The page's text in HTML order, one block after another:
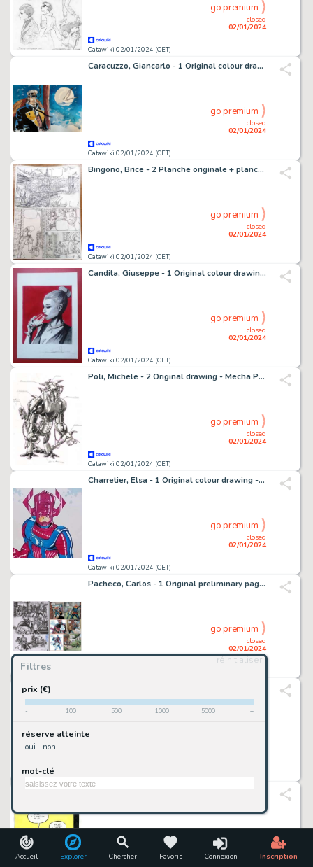
Accueil Explorer Chercher Favoris Connexion Inscription
Filtres
réinitialiser
prix (€)
- 100 500 1000 5000 +
réserve atteinte
oui non
mot-clé
Catawiki 02/01/2024 (CET)
closed
02/01/2024
go premium
Caracuzzo, Giancarlo - 1 Original colour drawing - Corto Maltese - 2023
Catawiki 02/01/2024 (CET)
closed
02/01/2024
go premium
Bingono, Brice - 2 Planche originale + planche originale préliminaire - Paradise - 2005
Catawiki 02/01/2024 (CET)
closed
02/01/2024
go premium
Candita, Giuseppe - 1 Original colour drawing - Diabolik - Eva
Catawiki 02/01/2024 (CET)
closed
02/01/2024
go premium
Poli, Michele - 2 Original drawing - Mecha Prototypes n°0 and n°1 - 2023
Catawiki 02/01/2024 (CET)
closed
02/01/2024
go premium
Charretier, Elsa - 1 Original colour drawing - Galactus - "Le dévoreur de Mondes" - 2015
Catawiki 02/01/2024 (CET)
closed
02/01/2024
go premium
Pacheco, Carlos - 1 Original preliminary page - New Avengers - #32 - 2012
closed
02/01/2024
go premium
02/01/2024
go premium